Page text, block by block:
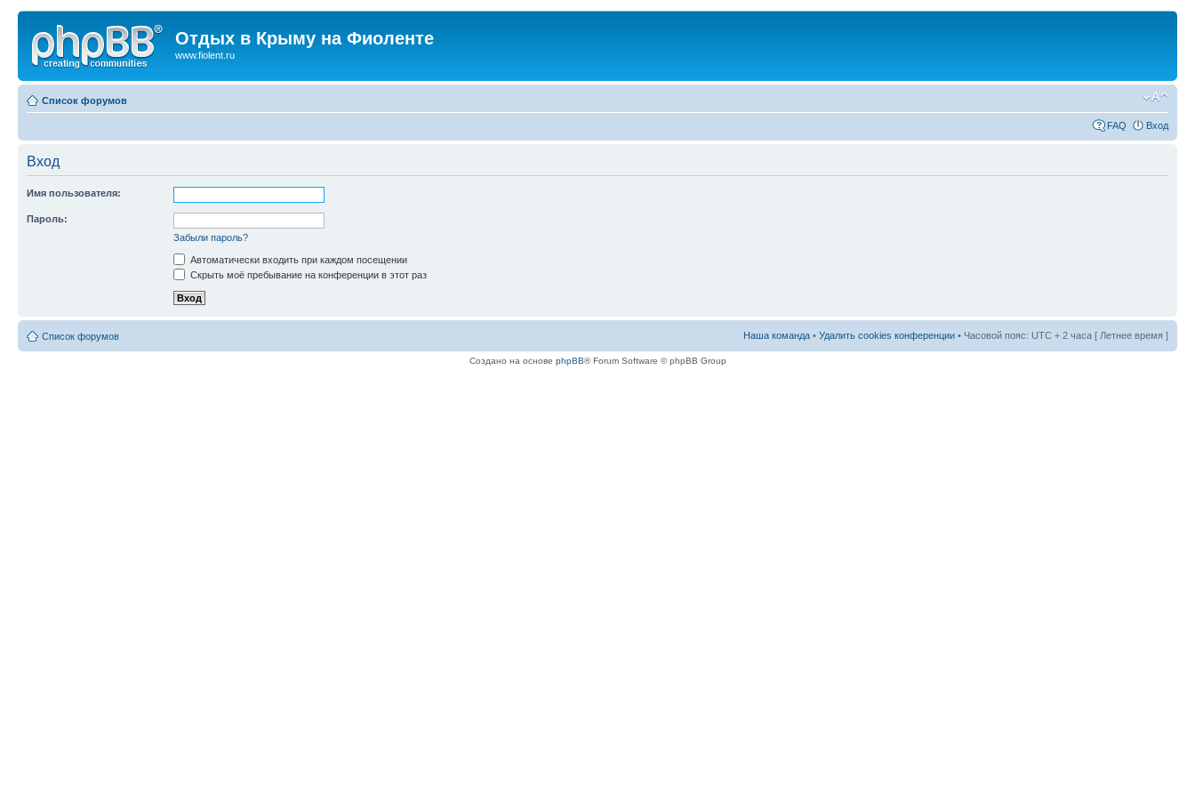
Отдых в Крыму на Фиоленте
www.fiolent.ru
Список форумов
FAQ Вход
Вход
Имя пользователя:
Пароль:
Забыли пароль?
Автоматически входить при каждом посещении
Скрыть моё пребывание на конференции в этот раз
Список форумов Наша команда • Удалить cookies конференции • Часовой пояс: UTC + 2 часа [ Летнее время ]
Создано на основе phpBB® Forum Software © phpBB Group